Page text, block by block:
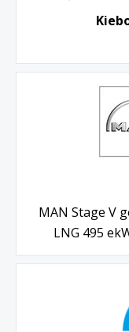
MAN Stage V
LNG 495